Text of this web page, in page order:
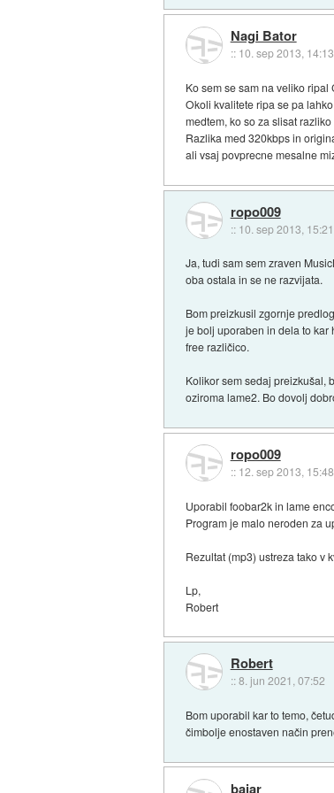
Nagi Bator
:: 10. sep 2013, 14:13
Ko sem se sam na veliko
Okoli kvalitete ripa se pa
medtem, ko so za slisat
Razlika med 320kbps in
ali vsaj povprecne mesalne
ropo009
:: 10. sep 2013, 15:21
Ja, tudi sam sem zraven
oba ostala in se ne razvijata.
Bom preizkusil zgornje
je bolj uporaben in dela to kar
free različico.
Kolikor sem sedaj preizkušal,
oziroma lame2. Bo dovolj
ropo009
:: 12. sep 2013, 15:48
Uporabil foobar2k in lame
Program je malo neroden za
Rezultat (mp3) ustreza tako v
Lp,
Robert
Robert
::8. jun 2021, 07:52
Bom uporabil kar to temo,
čimbolje enostaven način
bajar